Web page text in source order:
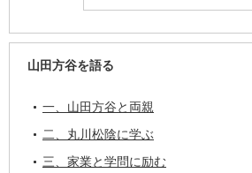
山田方谷を語る
一、山田方谷と両親
二、丸川松陰に学ぶ
三、家業と学問に励む